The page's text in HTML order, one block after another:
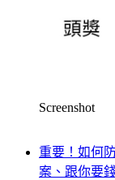
Screenshot
重要！如何
案、跟你要